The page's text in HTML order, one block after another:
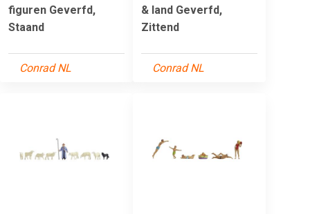
figuren Geverfd,
Staand
Conrad NL
& land Geverfd,
Zittend
Conrad NL